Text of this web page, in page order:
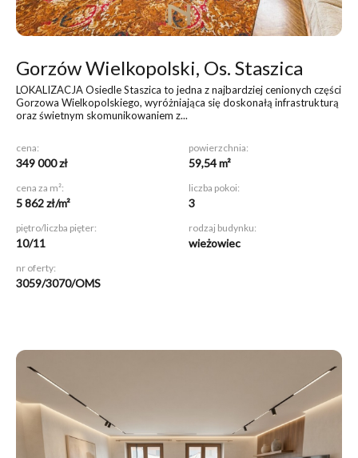
Gorzów Wielkopolski, Os. Staszica
LOKALIZACJA Osiedle Staszica to jedna z najbardziej cenionych części
Gorzowa Wielkopolskiego, wyróżniająca się doskonałą infrastrukturą
oraz świetnym skomunikowaniem z...
cena:
349 000 zł
powierzchnia:
59,54 m²
cena za m²:
5 862 zł/m²
liczba pokoi:
3
piętro/liczba pięter:
10/11
rodzaj budynku:
wieżowiec
nr oferty:
3059/3070/OMS